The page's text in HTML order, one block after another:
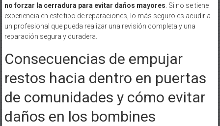
no forzar la cerradura para evitar daños mayores. Si no se tiene
experiencia en este tipo de reparaciones, lo más seguro es acudir a
un profesional que pueda realizar una revisión completa y una
reparación segura y duradera.
Consecuencias de empujar
restos hacia dentro en puertas
de comunidades y cómo evitar
daños en los bombines